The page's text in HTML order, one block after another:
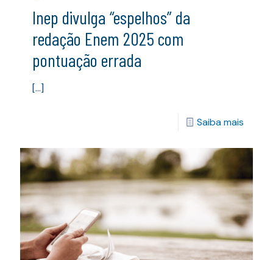
Inep divulga “espelhos” da
redação Enem 2025 com
pontuação errada
[…]
Saiba mais